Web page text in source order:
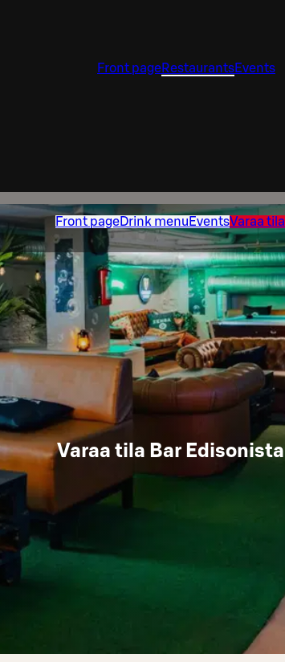
Front pageRestaurantsEvents
Front pageDrink menu EventsVaraa tila
Varaa tila Bar Edisonista